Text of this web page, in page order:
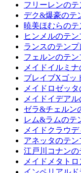
フリーレンのテ
デク&爆豪のテ
暁美ほむらのテ
ヒンメルのテン
ランスのテンプ
フェルンのテン
メイドイルミ
ブレイブXゴッ
メイドロゼッ
メイドイデア
ゼラ&チェルン
レム&ラムのテ
メイドクラウ
アネッタのテン
江戸川コナンの
メイドメタト